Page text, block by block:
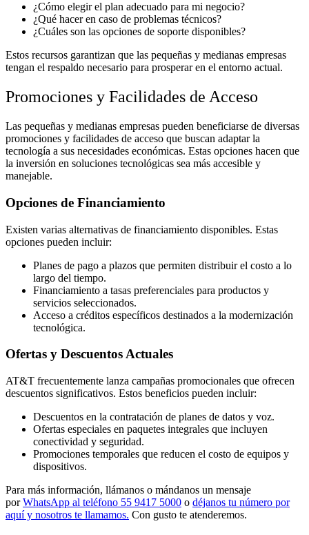
¿Cómo elegir el plan adecuado para mi negocio?
¿Qué hacer en caso de problemas técnicos?
¿Cuáles son las opciones de soporte disponibles?
Estos recursos garantizan que las pequeñas y medianas empresas
tengan el respaldo necesario para prosperar en el entorno actual.
Promociones y Facilidades de Acceso
Las pequeñas y medianas empresas pueden beneficiarse de diversas
promociones y facilidades de acceso que buscan adaptar la
tecnología a sus necesidades económicas. Estas opciones hacen que
la inversión en soluciones tecnológicas sea más accesible y
manejable.
Opciones de Financiamiento
Existen varias alternativas de financiamiento disponibles. Estas
opciones pueden incluir:
Planes de pago a plazos que permiten distribuir el costo a lo
largo del tiempo.
Financiamiento a tasas preferenciales para productos y
servicios seleccionados.
Acceso a créditos específicos destinados a la modernización
tecnológica.
Ofertas y Descuentos Actuales
AT&T frecuentemente lanza campañas promocionales que ofrecen
descuentos significativos. Estos beneficios pueden incluir:
Descuentos en la contratación de planes de datos y voz.
Ofertas especiales en paquetes integrales que incluyen
conectividad y seguridad.
Promociones temporales que reducen el costo de equipos y
dispositivos.
Para más información, llámanos o mándanos un mensaje
porWhatsApp al teléfono 55 9417 5000 o déjanos tu número por
aquí y nosotros te llamamos. Con gusto te atenderemos.